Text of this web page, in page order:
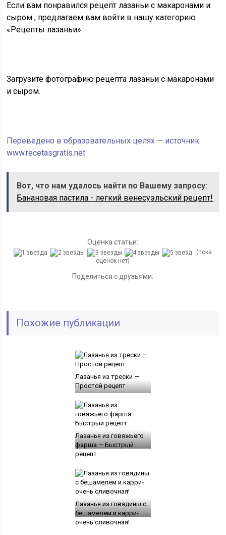
Если вам понравился рецептлазаньи с макаронами и
сыром , предлагаем вам войти в нашу категорию
«Рецепты лазаньи».
Загрузите фотографию рецепта лазаньи с макаронами
и сыром.
Переведено в образовательных целях — источник:
www.recetasgratis.net
Вот, что нам удалось найти по Вашему запросу:
Банановая пастила - легкий венесуэльский рецепт!
Оценка статьи:
(пока
оценок нет)
Поделиться с друзьями:
Похожие публикации
Лазанья из трески —
Простой рецепт
Лазанья из говяжьего
фарша — Быстрый
рецепт
Лазанья из говядины с
бешамелем и карри-
очень сливочная!